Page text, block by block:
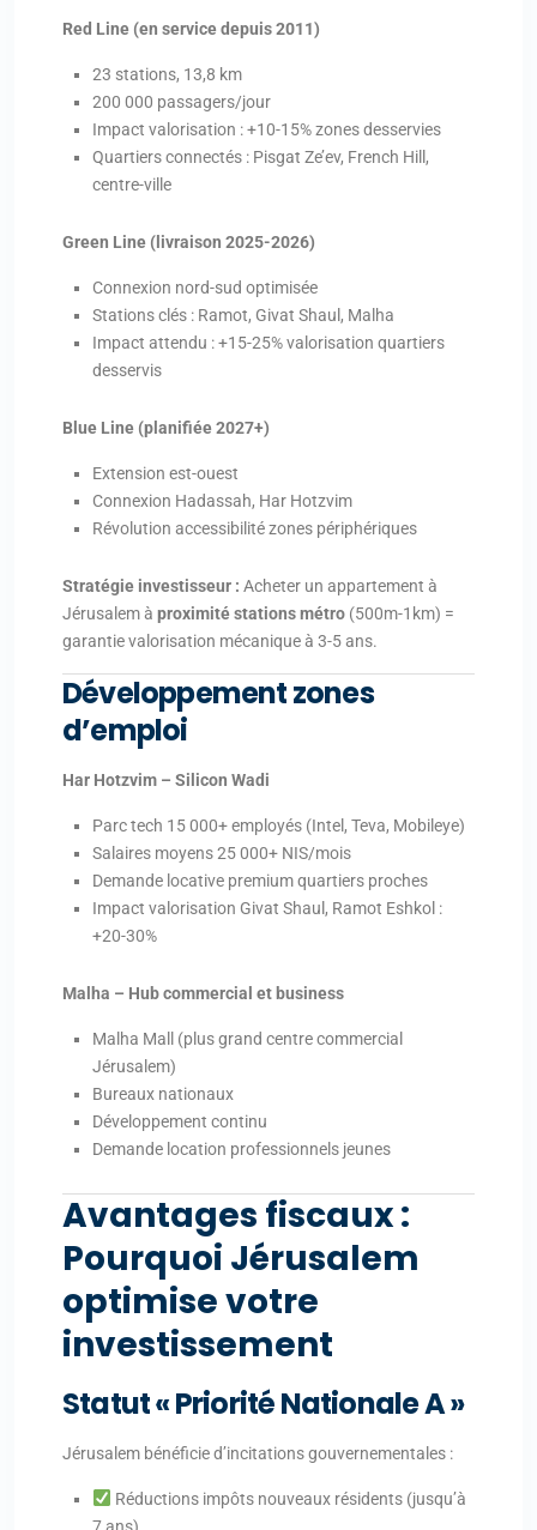
Red Line (en service depuis 2011)
23 stations, 13,8 km
200 000 passagers/jour
Impact valorisation : +10-15% zones desservies
Quartiers connectés : Pisgat Ze’ev, French Hill,
centre-ville
Green Line (livraison 2025-2026)
Connexion nord-sud optimisée
Stations clés : Ramot, Givat Shaul, Malha
Impact attendu : +15-25% valorisation quartiers
desservis
Blue Line (planifiée 2027+)
Extension est-ouest
Connexion Hadassah, Har Hotzvim
Révolution accessibilité zones périphériques
Stratégie investisseur : Acheter un appartement à
Jérusalem à proximité stations métro (500m-1km) =
garantie valorisation mécanique à 3-5 ans.
Développement zones
d’emploi
Har Hotzvim – Silicon Wadi
Parc tech 15 000+ employés (Intel, Teva, Mobileye)
Salaires moyens 25 000+ NIS/mois
Demande locative premium quartiers proches
Impact valorisation Givat Shaul, Ramot Eshkol :
+20-30%
Malha – Hub commercial et business
Malha Mall (plus grand centre commercial
Jérusalem)
Bureaux nationaux
Développement continu
Demande location professionnels jeunes
Avantages fiscaux :
Pourquoi Jérusalem
optimise votre
investissement
Statut « Priorité Nationale A »
Jérusalem bénéficie d’incitations gouvernementales :
Réductions impôts nouveaux résidents (jusqu’à